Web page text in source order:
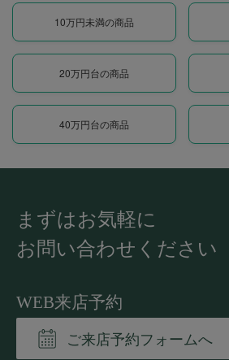
10万円未満の商品
20万円台の商品
40万円台の商品
まずはお気軽に
お問い合わせください
WEB来店予約
ご来店予約フォームへ